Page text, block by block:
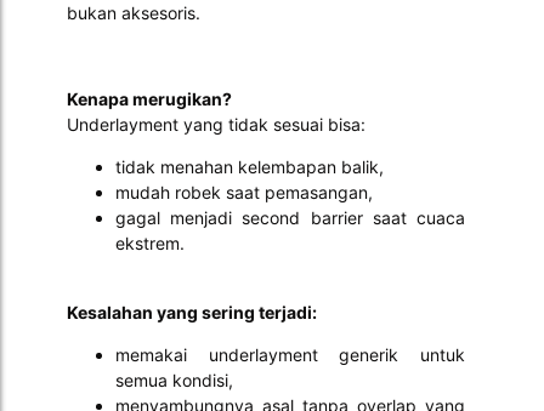
bukan aksesoris.
Kenapa merugikan?
Underlayment yang tidak sesuai bisa:
tidak menahan kelembapan balik,
mudah robek saat pemasangan,
gagal menjadi second barrier saat cuaca
ekstrem.
Kesalahan yang sering terjadi:
memakai underlayment generik untuk
semua kondisi,
menyambungnya asal tanpa overlap yang